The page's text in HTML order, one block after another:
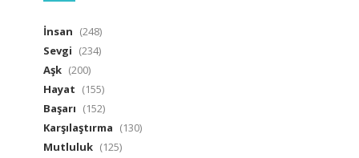
İnsan (248)
Sevgi (234)
Aşk (200)
Hayat (155)
Başarı (152)
Karşılaştırma (130)
Mutluluk (125)